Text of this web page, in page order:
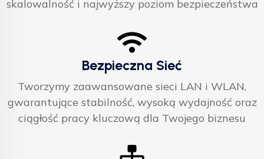
skalowalność i najwyższy poziom bezpieczeństwa
Bezpieczna Sieć
Tworzymy zaawansowane sieci LAN i WLAN,
gwarantujące stabilność, wysoką wydajność oraz
ciągłość pracy kluczową dla Twojego biznesu